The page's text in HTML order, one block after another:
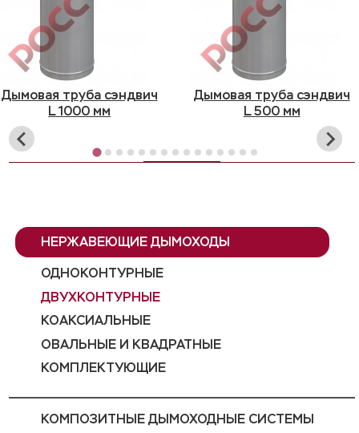
Дымовая труба сэндвич
L 1000 мм
Дымовая труба сэндвич
L 500 мм
НЕРЖАВЕЮЩИЕ ДЫМОХОДЫ
ОДНОКОНТУРНЫЕ
ДВУХКОНТУРНЫЕ
КОАКСИАЛЬНЫЕ
ОВАЛЬНЫЕ И КВАДРАТНЫЕ
КОМПЛЕКТУЮЩИЕ
КОМПОЗИТНЫЕ ДЫМОХОДНЫЕ СИСТЕМЫ